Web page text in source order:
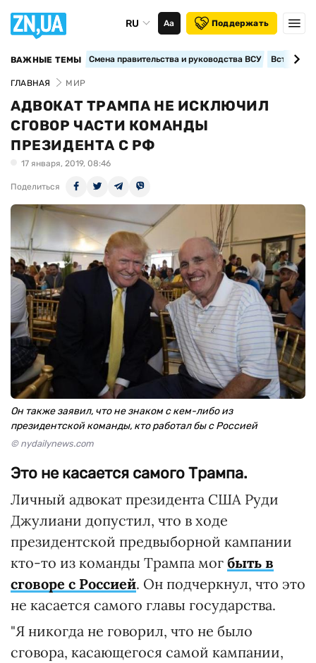
RU Аа Поддержать
ВАЖНЫЕ ТЕМЫ Смена правительства и руководства ВСУ
ГЛАВНАЯ МИР
АДВОКАТ ТРАМПА НЕ ИСКЛЮЧИЛ
СГОВОР ЧАСТИ КОМАНДЫ
ПРЕЗИДЕНТА С РФ
17 января, 2019, 08:46
Поделиться
Он также заявил, что не знаком с кем-либо из
президентской команды, кто работал бы с Россией
© nydailynews.com
Это не касается самого Трампа.
Личный адвокат президента США Руди
Джулиани допустил, что в ходе
президентской предвыборной кампании
кто-то из команды Трампа мог быть в
сговоре с Россией. Он подчеркнул, что это
не касается самого главы государства.
"Я никогда не говорил, что не было
сговора, касающегося самой кампании,